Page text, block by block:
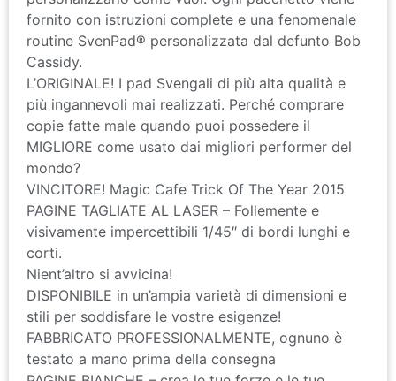
fornito con istruzioni complete e una fenomenale
routine SvenPad® personalizzata dal defunto Bob
Cassidy.
L’ORIGINALE! I pad Svengali di più alta qualità e
più ingannevoli mai realizzati. Perché comprare
copie fatte male quando puoi possedere il
MIGLIORE come usato dai migliori performer del
mondo?
VINCITORE! Magic Cafe Trick Of The Year 2015
PAGINE TAGLIATE AL LASER – Follemente e
visivamente impercettibili 1/45″ di bordi lunghi e
corti.
Nient’altro si avvicina!
DISPONIBILE in un’ampia varietà di dimensioni e
stili per soddisfare le vostre esigenze!
FABBRICATO PROFESSIONALMENTE, ognuno è
testato a mano prima della consegna
PAGINE BIANCHE – crea le tue forze e le tue